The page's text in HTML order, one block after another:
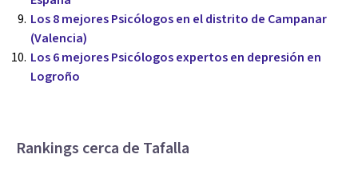
Los 8 mejores Psicólogos en el distrito de Campanar
(Valencia)
Los 6 mejores Psicólogos expertos en depresión en
Logroño
Rankings cerca de Tafalla